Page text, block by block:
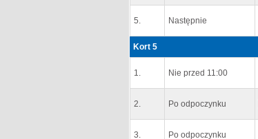
5. Następnie
Kort 5
1. Nie przed 11:00
2. Po odpoczynku
3. Po odpoczynku